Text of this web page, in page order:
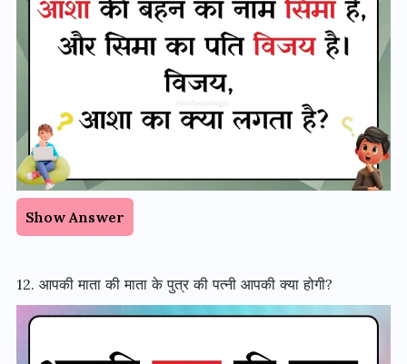
Show Answer
12. आपकी माता की माता के पुत्र की पत्नी आपकी क्या होगी?